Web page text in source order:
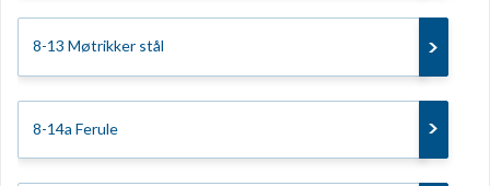
8-13 Møtrikker stål
8-14a Ferule